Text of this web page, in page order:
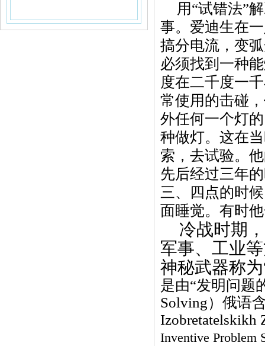
用“试错法”
事。爱迪生在
搞分电流，变
必须找到一种
度在二千度一
常使用的击碰
外任何一个灯的
种做灯。这在
索，去试验。
先后经过三年
三、四点的时
面睡觉。有时
冷战时期
军事、工业
神秘武器称为
是由“发明问题
Solving）俄语
Izobretatelskikh
Inventive Problem